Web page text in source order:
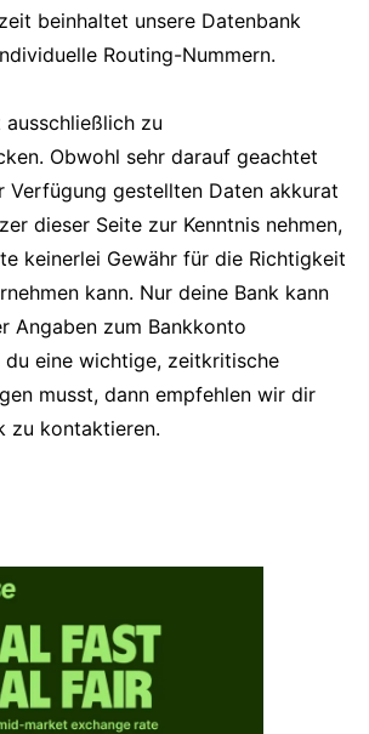
beinhaltet unsere Datenbank
Routing-Nummern.
zu
Obwohl sehr darauf geachtet
Verfügung gestellten Daten akkurat
dieser Seite zur Kenntnis nehmen,
keinerlei Gewähr für die Richtigkeit
kann. Nur deine Bank kann
Angaben zum Bankkonto
du eine wichtige, zeitkritische
musst, dann empfehlen wir dir
zu kontaktieren.